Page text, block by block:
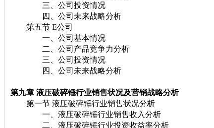
三、公司投资情况
四、公司未来战略分析
第五节 E公司
一、公司基本情况
二、公司产品竞争力分析
三、公司投资情况
四、公司未来战略分析
第九章 液压破碎锤行业销售状况及营销战略分析
第一节 液压破碎锤行业销售状况分析
一、液压破碎锤行业销售收入分析
二、液压破碎锤行业投资收益率分析